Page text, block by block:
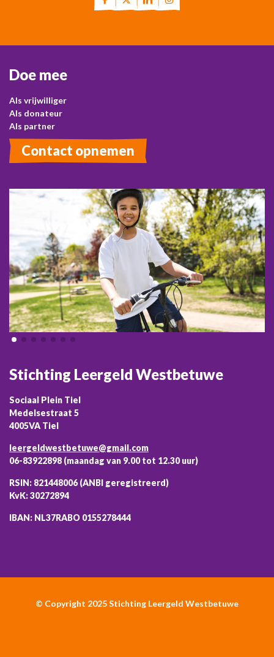
Doe mee
Als vrijwilliger
Als donateur
Als partner
Contact opnemen
Stichting Leergeld Westbetuwe
Sociaal Plein Tiel
Medelsestraat 5
4005VA Tiel
leergeldwestbetuwe@gmail.com
06-83922898 (maandag van 9.00 tot 12.30 uur)
RSIN: 821448006 (ANBI geregistreerd)
KvK: 30272894
IBAN: NL37RABO 0155278444
© Copyright 2025 Stichting Leergeld Westbetuwe